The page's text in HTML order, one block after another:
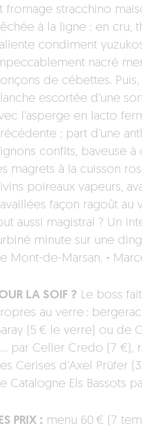
fromage stracchino
à la ligne : en cru,
condiment
nacré
de cébettes.
escortée d’une
l’asperge en lacto
; part d’une
confits, baveuse
magrets à la cuisson
poireaux vapeurs,
façon ragoût au
aussi magistral ? Un
minute sur une
Mont-de-Marsan. ·
LA SOIF ? Le boss
au verre :
(5 € le verre) ou de
par Celler Credo (7 €),
Cerises d’Axel Prüfer
Catalogne Els Bassots
PRIX : menu 60 € (7